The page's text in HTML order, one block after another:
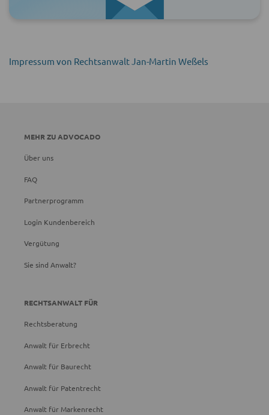
Impressum von Rechtsanwalt Jan-Martin Weßels
MEHR ZU ADVOCADO
Über uns
FAQ
Partnerprogramm
Login Kundenbereich
Vergütung
Sie sind Anwalt?
RECHTSANWALT FÜR
Rechtsberatung
Anwalt für Erbrecht
Anwalt für Baurecht
Anwalt für Patentrecht
Anwalt für Markenrecht